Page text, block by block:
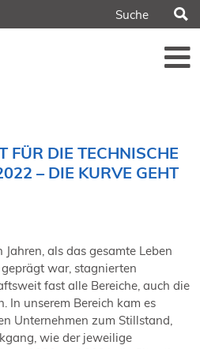
FÜR DIE TECHNISCHE
– DIE KURVE GEHT
als das gesamte Leben
war, stagnierten
fast alle Bereiche, auch die
In unserem Bereich kam es
Unternehmen zum Stillstand,
wie der jeweilige